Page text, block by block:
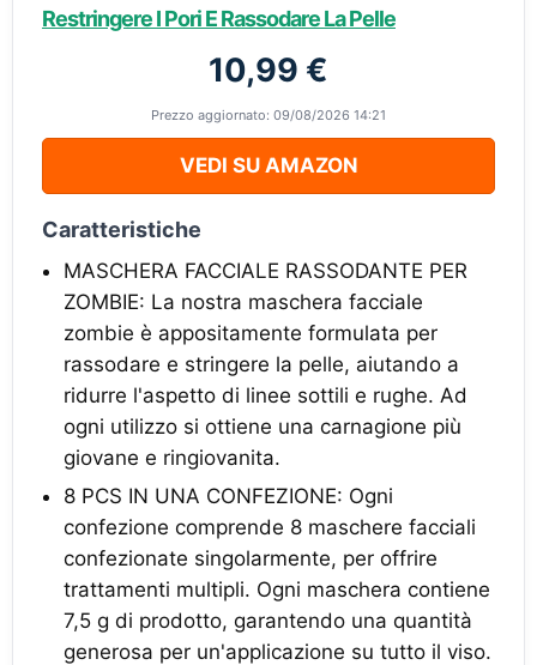
Restringere I Pori E Rassodare La Pelle
10,99 €
Prezzo aggiornato: 09/08/2026 14:21
VEDI SU AMAZON
Caratteristiche
MASCHERA FACCIALE RASSODANTE PER
ZOMBIE: La nostra maschera facciale
zombie è appositamente formulata per
rassodare e stringere la pelle, aiutando a
ridurre l'aspetto di linee sottili e rughe. Ad
ogni utilizzo si ottiene una carnagione più
giovane e ringiovanita.
8 PCS IN UNA CONFEZIONE: Ogni
confezione comprende 8 maschere facciali
confezionate singolarmente, per offrire
trattamenti multipli. Ogni maschera contiene
7,5 g di prodotto, garantendo una quantità
generosa per un'applicazione su tutto il viso.